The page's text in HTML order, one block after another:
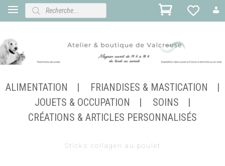
Recherche
produits
ALIMENTATION
FRIANDISES & MASTICATION
JOUETS & OCCUPATION
SOINS
CRÉATIONS & ARTICLES PERSONNALISÉS
Sticks collagen au poulet